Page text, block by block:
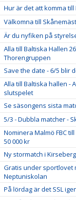
Hur är det att komma till
Välkomna till
Är du nyfiken på
Alla till Baltiska Hallen
Thorengruppen
Save the date - 6/5 blir
Alla till Baltiska hallen -
slutspelet
Se säsongens sista
5/3 - Dubbla matcher -
Nominera Malmö FBC
50 000 kr
Ny stormatch i
Gratis under sportlovet
Neptuniskolan
På lördag är det SSL